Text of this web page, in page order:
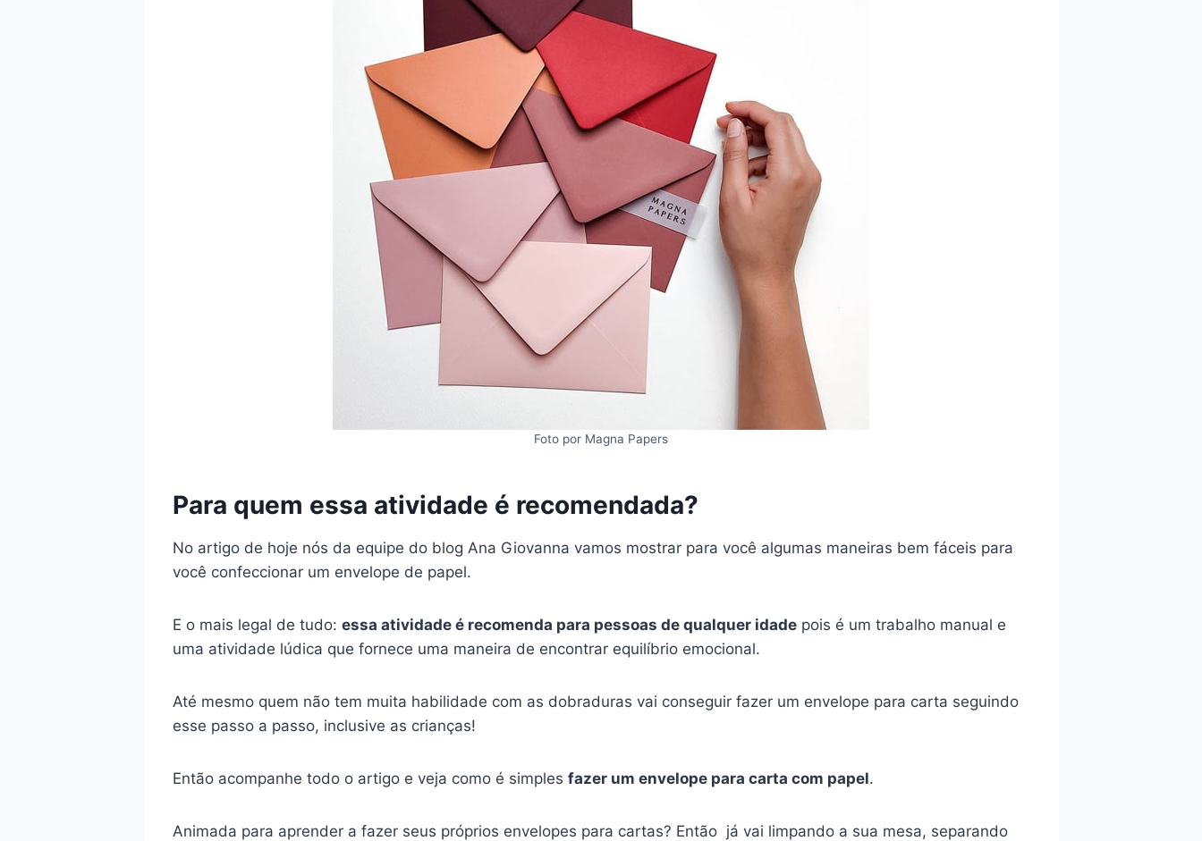
Foto por Magna Papers
Para quem essa atividade é recomendada?
No artigo de hoje nós da equipe do blog Ana Giovanna vamos mostrar para você algumas maneiras bem fáceis para
você confeccionar um envelope de papel.
E o mais legal de tudo: essa atividade é recomenda para pessoas de qualquer idadepois é um trabalho manual e
uma atividade lúdica que fornece uma maneira de encontrar equilíbrio emocional.
Até mesmo quem não tem muita habilidade com as dobraduras vai conseguir fazer um envelope para carta seguindo
esse passo a passo, inclusive as crianças!
Então acompanhe todo o artigo e veja como é simples fazer um envelope para carta com papel.
Animada para aprender a fazer seus próprios envelopes para cartas? Então já vai limpando a sua mesa, separando